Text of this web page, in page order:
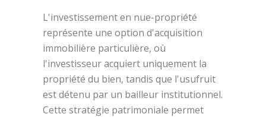
L'investissement en nue-propriété
représente une option d'acquisition
immobilière particulière, où
l'investisseur acquiert uniquement la
propriété du bien, tandis que l'usufruit
est détenu par un bailleur institutionnel.
Cette stratégie patrimoniale permet